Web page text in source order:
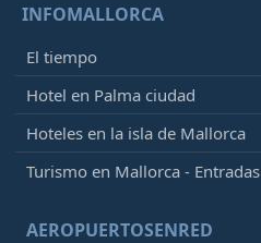
INFOMALLORCA
El tiempo
Hotel en Palma ciudad
Hoteles en la isla de Mallorca
Turismo en Mallorca - Entradas
AEROPUERTOSENRED